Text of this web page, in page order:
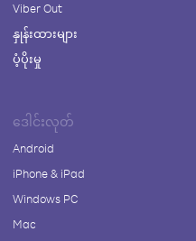
Viber Out
နှုန်းထားများ
ပံ့ပိုးမှု
ဒေါင်းလုတ်
Android
iPhone & iPad
Windows PC
Mac